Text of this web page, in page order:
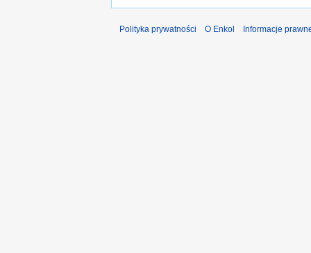
Polityka prywatności O Enkol Informacje